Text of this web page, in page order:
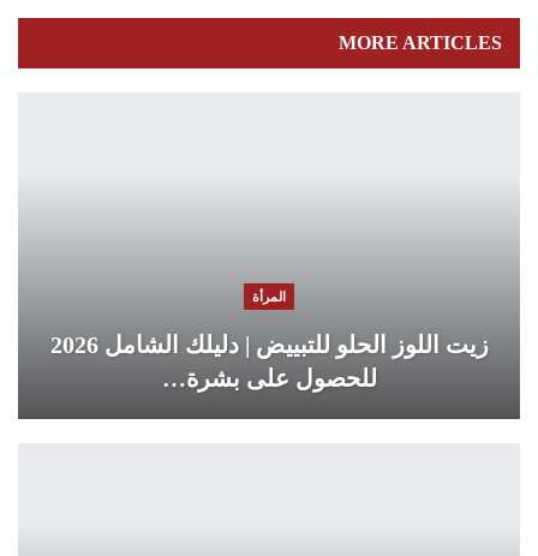
MORE ARTICLES
المرأة
زيت اللوز الحلو للتبييض | دليلك الشامل 2026
للحصول على بشرة…